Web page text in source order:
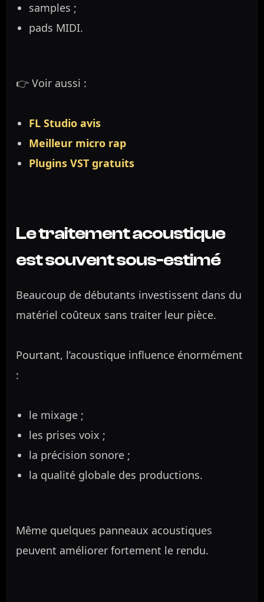
samples ;
pads MIDI.
👉 Voir aussi :
FL Studio avis
Meilleur micro rap
Plugins VST gratuits
Le traitement acoustique
est souvent sous-estimé
Beaucoup de débutants investissent dans du
matériel coûteux sans traiter leur pièce.
Pourtant, l’acoustique influence énormément
:
le mixage ;
les prises voix ;
la précision sonore ;
la qualité globale des productions.
Même quelques panneaux acoustiques
peuvent améliorer fortement le rendu.